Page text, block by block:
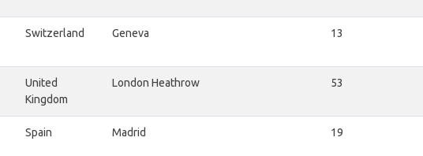
Switzerland Geneva 13
United
Kingdom
London Heathrow 53
Spain Madrid 19